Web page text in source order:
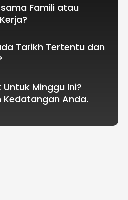
Famili atau
Tarikh Tertentu dan
Minggu Ini?
Kedatangan Anda.